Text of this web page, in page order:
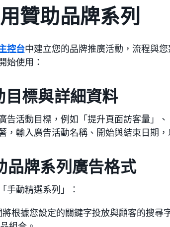
贊助品牌系列
控台中建立您的品牌推廣活動，流程與
始使用：
目標與詳細資料
告活動目標，例如「提升頁面訪客量」
，輸入廣告活動名稱、開始與結束日期
品牌系列廣告格式
手動精選系列」：
將根據您設定的關鍵字投放與顧客的搜尋